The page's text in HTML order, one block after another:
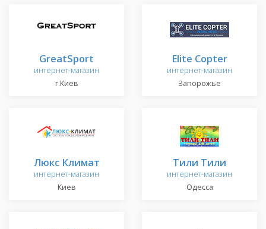
GreatSport
интернет-магазин
г.Киев
Elite Copter
интернет-магазин
Запорожье
Люкс Климат
интернет-магазин
Киев
Тили Тили
интернет-магазин
Одесса